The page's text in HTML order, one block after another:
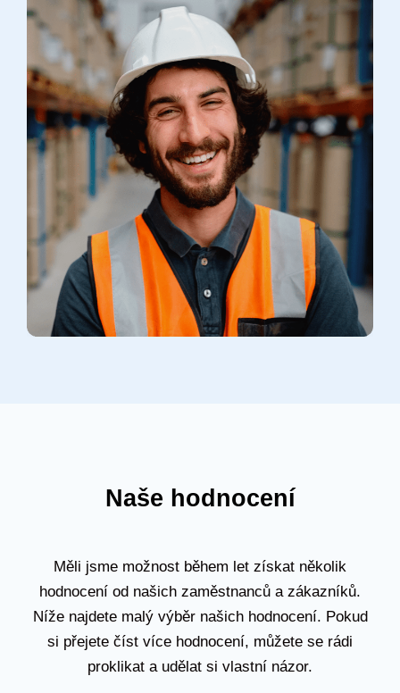
Naše hodnocení
Měli jsme možnost během let získat několik
hodnocení od našich zaměstnanců a zákazníků.
Níže najdete malý výběr našich hodnocení. Pokud
si přejete číst více hodnocení, můžete se rádi
proklikat a udělat si vlastní názor.